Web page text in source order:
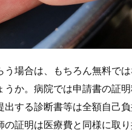
場合は、もちろん無料で
か。病院では申請書の証
する診断書等は全額自己
証明は医療費と同様に取